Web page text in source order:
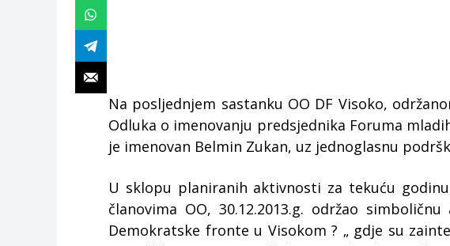
Na posljednjem sastanku OO DF Visoko,
Odluka o imenovanju predsjednika Foruma
je imenovan Belmin Zukan, uz jednoglasnu
U sklopu planiranih aktivnosti za tekuću
članovima OO, 30.12.2013.g. održao
Demokratske fronte u Visokom ? „ gdje su